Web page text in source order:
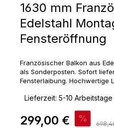
1630 mm
Edelstahl
Fensteröffnung
Französischer Balkon aus
als Sonderposten. Sofort
Fensterlaibung. Hochwertige
Lieferzeit: 5-10 Arbeitstage
Verkaufspreis:
299,00 € %